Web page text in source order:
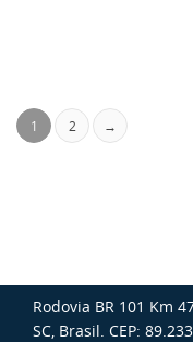
1 2 →
Rodovia BR 101 Km
SC, Brasil. CEP: